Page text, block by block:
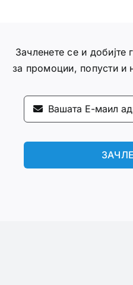
Зачленете се и добијте
за промоции, попусти и